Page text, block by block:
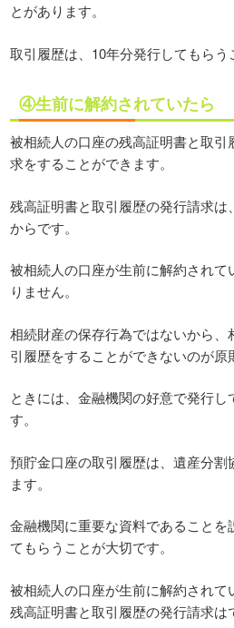
とがあります。
取引履歴は、10年分発行してもらう
④生前に解約されていたら
被相続人の口座の残高証明書と取
求をすることができます。
残高証明書と取引履歴の発行請求
からです。
被相続人の口座が生前に解約されて
りません。
相続財産の保存行為ではないから、
引履歴をすることができないのが原
ときには、金融機関の好意で発行し
す。
預貯金口座の取引履歴は、遺産分割
ます。
金融機関に重要な資料であることを
てもらうことが大切です。
被相続人の口座が生前に解約されて
残高証明書と取引履歴の発行請求は